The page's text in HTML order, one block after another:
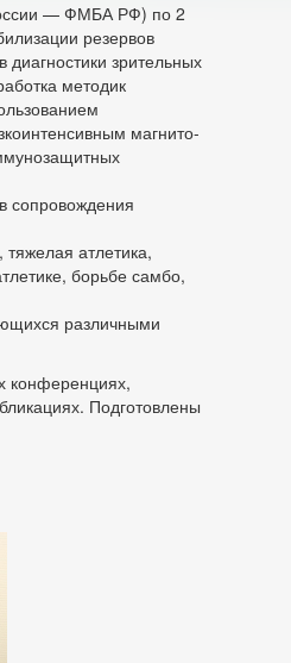
— ФМБА РФ) по 2
резервов
зрительных
методик
магнито-
сопровождения
атлетика,
борьбе самбо,
различными
конференциях,
Подготовлены